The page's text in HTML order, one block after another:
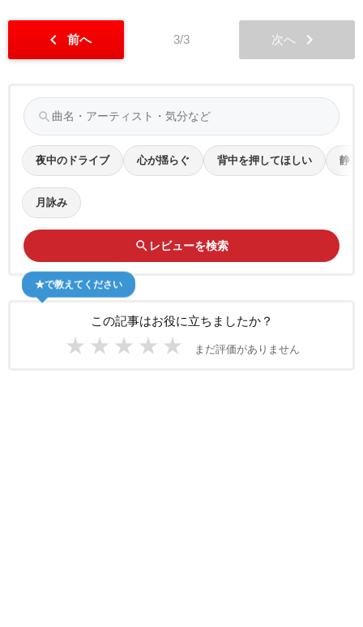
chevron_left 前へ 3/3 次へ chevron_right
search
夜中のドライブ 心が揺らぐ 背中を押してほしい 静寂
月詠み
search レビューを検索
この記事はお役に立ちましたか？
★ ★ ★ ★ ★ まだ評価がありません
★で教えてください